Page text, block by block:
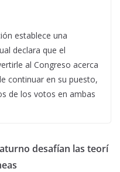
establece una
declara que el
al Congreso acerca
continuar en su puesto,
de los votos en ambas
desafían las teorí